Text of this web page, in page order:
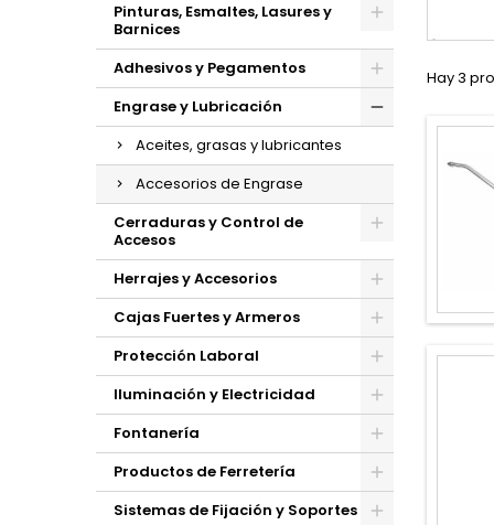
Pinturas, Esmaltes, Lasures y
Barnices
Adhesivos y Pegamentos
Engrase y Lubricación
Aceites, grasas y lubricantes
Accesorios de Engrase
Cerraduras y Control de
Accesos
Herrajes y Accesorios
Cajas Fuertes y Armeros
Protección Laboral
Iluminación y Electricidad
Fontanería
Productos de Ferretería
Sistemas de Fijación y Soportes
Hay 3